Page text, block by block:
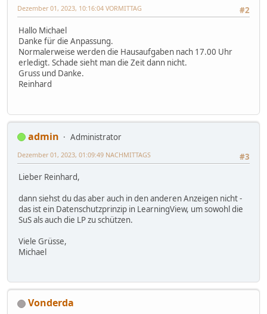
#2
Dezember 01, 2023, 10:16:04 VORMITTAG
Hallo Michael
Danke für die Anpassung.
Normalerweise werden die Hausaufgaben nach 17.00 Uhr
erledigt. Schade sieht man die Zeit dann nicht.
Gruss und Danke.
Reinhard
admin
Administrator
#3
Dezember 01, 2023, 01:09:49 NACHMITTAGS
Lieber Reinhard,
dann siehst du das aber auch in den anderen Anzeigen nicht -
das ist ein Datenschutzprinzip in LearningView, um sowohl die
SuS als auch die LP zu schützen.
Viele Grüsse,
Michael
Vonderda